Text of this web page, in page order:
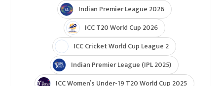
Indian Premier League 2026
ICC T20 World Cup 2026
ICC Cricket World Cup League 2
Indian Premier League (IPL 2025)
ICC Women’s Under-19 T20 World Cup 2025